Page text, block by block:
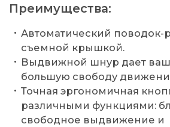
Преимущества:
Автоматический поводок-
съемной крышкой.
Выдвижной шнур дает
большую свободу
Точная эргономичная
различными функциями:
свободное выдвижение и